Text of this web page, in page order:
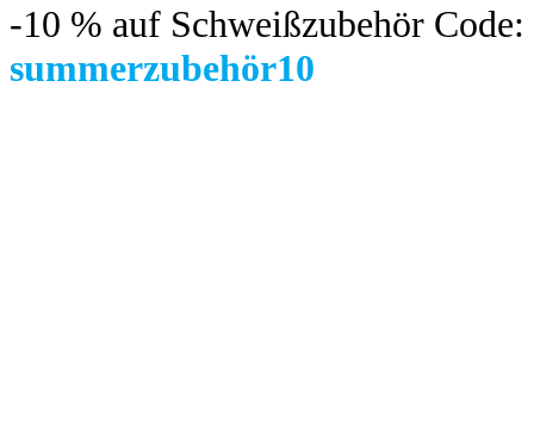
-10 % auf Schweißzubehör Code:
summerzubehör10